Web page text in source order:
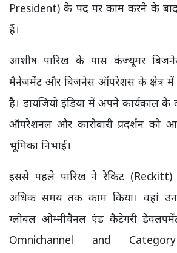
President) के पद पर काम करने के
हैं।
आशीष पारिख के पास कंज्यूमर
मैनेजमेंट और बिजनेस ऑपरेशंस के क्षेत्र में
है। डायजियो इंडिया में अपने कार्यकाल के
ऑपरेशनल और कारोबारी प्रदर्शन को
भूमिका निभाई।
इससे पहले पारिख ने रेकिट
अधिक समय तक काम किया। वहां
ग्लोबल ओम्नीचैनल एंड कैटेगरी
Omnichannel and